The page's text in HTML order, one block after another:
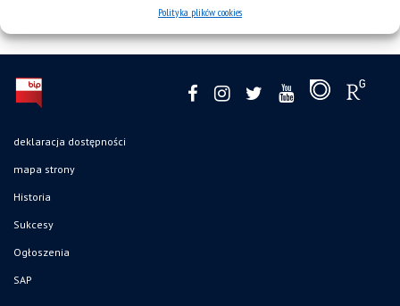
Polityka plików cookies
deklaracja dostępności
mapa strony
Historia
Sukcesy
Ogłoszenia
SAP